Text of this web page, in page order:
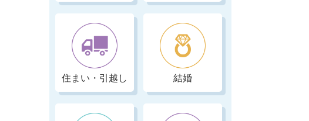
住まい・引越し 結婚